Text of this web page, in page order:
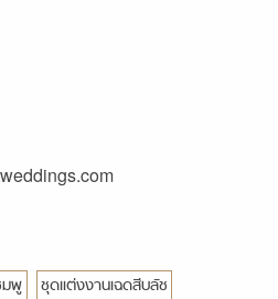
พู ชุดแต่งงานเฉดสีบลัช